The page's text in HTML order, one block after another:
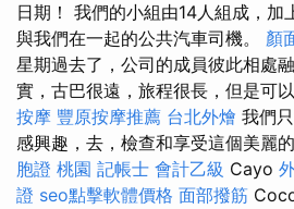
日期！ 我們的小組由14人組成，加
與我們在一起的公共汽車司機。 顏
星期過去了，公司的成員彼此相處
實，古巴很遠，旅程很長，但是可
按摩 豐原按摩推薦 台北外燴 我們
感興趣，去，檢查和享受這個美麗
胞證 桃園 記帳士 會計乙級 Cayo
證 seo點擊軟體價格 面部撥筋